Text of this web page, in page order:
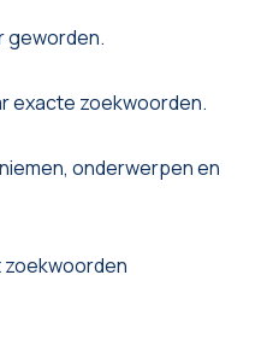
geworden.
exacte zoekwoorden.
onderwerpen en